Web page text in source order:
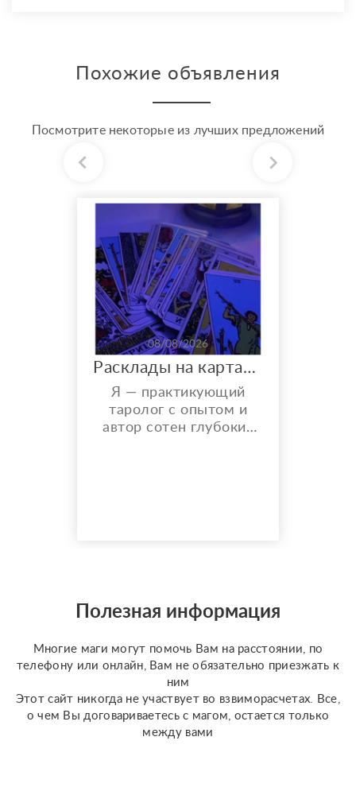
Похожие объявления
Посмотрите некоторые из лучших предложений
08/08/2026
Расклады на картах Таро. Таролог онлайн.
Я — практикующий
таролог с опытом и
автор сотен глубоких
конкретную задачу
(Классическое Таро
Таро ...
Полезная информация
Многие маги могут помочь Вам на расстоянии, по
телефону или онлайн, Вам не обязательно приезжать к
ним
Этот сайт никогда не участвует во взвиморасчетах. Все,
о чем Вы договариваетесь с магом, остается только
между вами